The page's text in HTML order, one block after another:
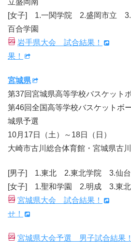
立盛岡南
[女子] 1.一関学院 2.盛岡市立 3.
百合学園
岩手県大会 試合結果！
果！
宮城県
第37回宮城県高等学校バスケッ
第46回全国高等学校バスケットボ
城県予選
10月17日（土）～18日（日）
大崎市古川総合体育館・宮城県古
[男子] 1.東北 2.東北学院 3.仙台
[女子] 1.聖和学園 2.明成 3.東北
宮城県大会 試合結果！
せ！
宮城県大会予選 男子試合結果！